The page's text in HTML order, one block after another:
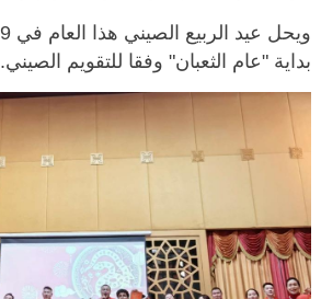
بداية "عام الثعبان" وفقا للتقويم الصيني.